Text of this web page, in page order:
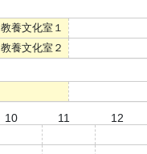
教養文化室１
教養文化室２
10 11 12